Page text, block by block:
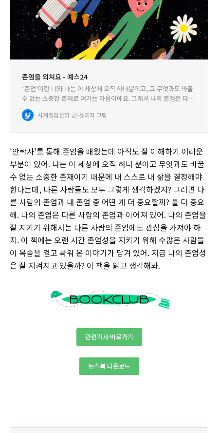
존엄을 외쳐요 - 예스24
‘존엄’이란 너와 나는 이 세상에 오직 하나뿐이고, 그 무엇과도 바꿀
수 없는 소중한 존재로 여기는 마음이에요. 그래서 나의 존엄은 다른
사람의 존엄과 이어져 있어요. 그런데 지금 우리 사회에서 모두의 존
엄은 잘 지켜지고 있을까요?‘세계인권선언’은 모든 인류…
사계절김은하 글/윤예지 그림
'안락사'를 통해 존엄을 배웠는데 아직도 잘 이해하기 어려운
부분이 있어. 나는 이 세상에 오직 하나 뿐이고 무엇과도 바꿀
수 없는 소중한 존재이기 때문에 내 스스로 내 삶을 결정해야
한다는데, 다른 사람들도 모두 그렇게 생각하겠지? 그러면 다
른 사람의 존엄과 내 존엄 중 어떤 게 더 중요할까? 둘 다 중요
해. 나의 존엄은 다른 사람의 존엄과 이어져 있어. 나의 존엄을
잘 지키기 위해서는 다른 사람의 존엄에도 관심을 가져야 하
지. 이 책에는 오랜 시간 존엄성을 지키기 위해 수많은 사람들
이 목숨을 걸고 싸워 온 이야기가 담겨 있어. 지금 나의 존엄성
은 잘 지켜지고 있을까? 이 책을 읽고 생각해봐.
관련기사 바로가기
뉴스북 다운로드